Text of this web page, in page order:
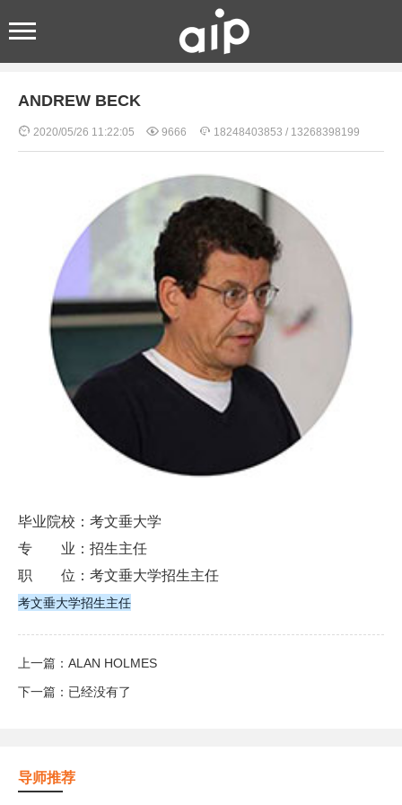
ANDREW BECK
 2020/05/26 11:22:05  9666  18248403853 / 13268398199
毕业院校：考文垂大学
专 业：招生主任
职 位：考文垂大学招生主任
考文垂大学招生主任
上一篇： ALAN HOLMES
下一篇： 已经没有了
导师推荐